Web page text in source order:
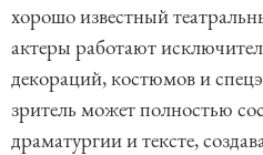
хорошо известный
актеры работают
декораций, костюмов и
зритель может полностью
драматургии и тексте,